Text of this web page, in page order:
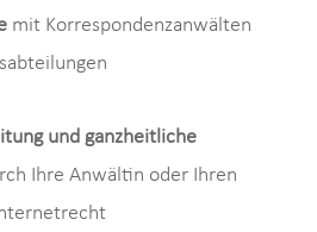
mit Korrespondenzanwälten
und ganzheitliche
Ihre Anwältin oder Ihren